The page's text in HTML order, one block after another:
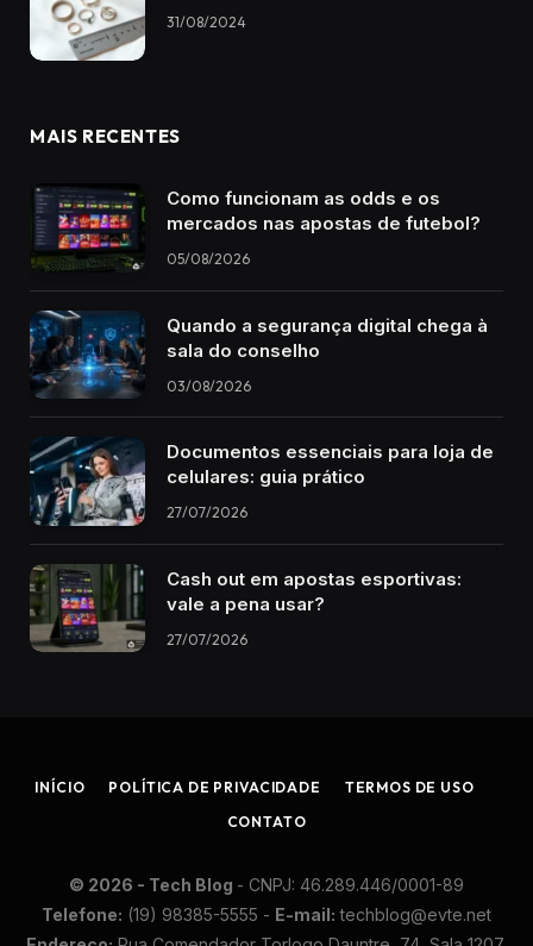
31/08/2024
MAIS RECENTES
Como funcionam as odds e os
mercados nas apostas de futebol?
05/08/2026
Quando a segurança digital chega à
sala do conselho
03/08/2026
Documentos essenciais para loja de
celulares: guia prático
27/07/2026
Cash out em apostas esportivas:
vale a pena usar?
27/07/2026
INÍCIO POLÍTICA DE PRIVACIDADE
TERMOS DE USO
CONTATO
© 2026 - Tech Blog - CN​PJ: 46.​289.​446/​0001-​89
Te​lefone: (19) 98​385-​5555 - E-​mail: techblog@​ev​te.​net